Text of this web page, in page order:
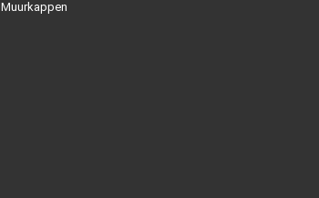
Muurkappen